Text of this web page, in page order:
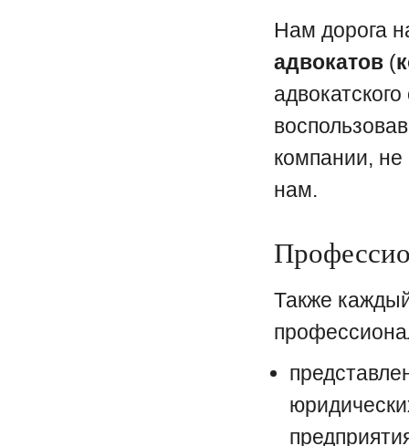
Нам дорога
адвокатов (
компании,
нам.
Также